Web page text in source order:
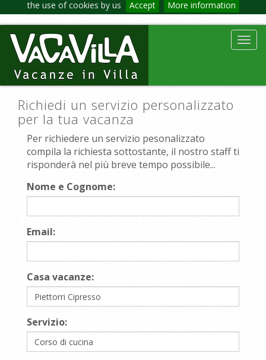
the use of cookies by us Accept More information
Richiedi un servizio personalizzato
per la tua vacanza
Per richiedere un servizio pesonalizzato
compila la richiesta sottostante, il nostro staff ti
risponderà nel più breve tempo possibile...
Nome e Cognome:
Email:
Casa vacanze:
Servizio: